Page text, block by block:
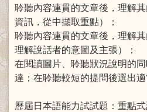
聆聽內容連貫的文章後，理解
資訊，從中擷取重點）；
聆聽內容連貫的文章後，理解
理解說話者的意圖及主張）；
在閱讀圖片、聆聽狀況說明的
達；在聆聽較短的提問後選出適
歷屆日本語能力試試題：重點式